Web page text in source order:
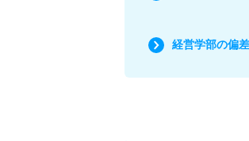
経営学部の偏